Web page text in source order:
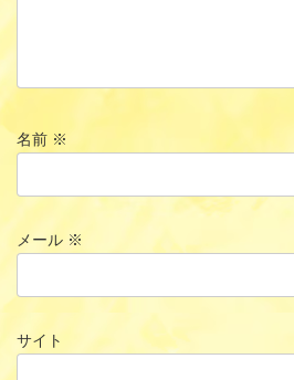
名前 ※
メール ※
サイト